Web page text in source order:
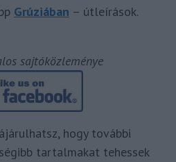
Grúziában – útleírások.
sajtóközleménye
hogy további
tartalmakat tehessek